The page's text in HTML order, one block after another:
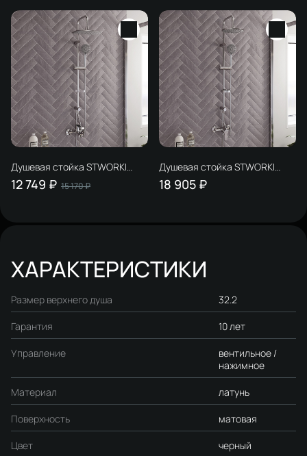
Душевая стойка STWORKI
Хельсинки HFDB97000 +
Смеситель для ванны с
12 749 ₽ 15 170 ₽
Душевая стойка STWORKI
Хельсинки HFSG97000 +
Смеситель для душа STWORKI
18 905 ₽
ХАРАКТЕРИСТИКИ
Размер верхнего душа 32.2
Гарантия 10 лет
Управление
вентильное /
нажимное
Материал латунь
Поверхность матовая
Цвет черный